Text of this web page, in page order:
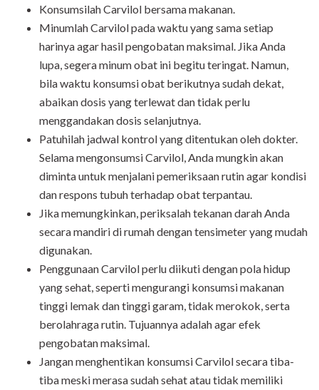
Konsumsilah Carvilol bersama makanan.
Minumlah Carvilol pada waktu yang sama setiap
harinya agar hasil pengobatan maksimal. Jika Anda
lupa, segera minum obat ini begitu teringat. Namun,
bila waktu konsumsi obat berikutnya sudah dekat,
abaikan dosis yang terlewat dan tidak perlu
menggandakan dosis selanjutnya.
Patuhilah jadwal kontrol yang ditentukan oleh dokter.
Selama mengonsumsi Carvilol, Anda mungkin akan
diminta untuk menjalani pemeriksaan rutin agar kondisi
dan respons tubuh terhadap obat terpantau.
Jika memungkinkan, periksalah tekanan darah Anda
secara mandiri di rumah dengan tensimeter yang mudah
digunakan.
Penggunaan Carvilol perlu diikuti dengan pola hidup
yang sehat, seperti mengurangi konsumsi makanan
tinggi lemak dan tinggi garam, tidak merokok, serta
berolahraga rutin. Tujuannya adalah agar efek
pengobatan maksimal.
Jangan menghentikan konsumsi Carvilol secara tiba-
tiba meski merasa sudah sehat atau tidak memiliki